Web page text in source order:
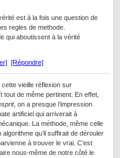
est à la fois une question de
regles de methode.
qui aboutissent à la vérité
[Répondre]
vieille réflexion sur
de même pertinent. En effet,
, on a presque l’impression
artificiel qui arriverait à
La méthode, même celle
algorithme qu’il suffirait de dérouler
à trouver le vrai. C’est
nous-même de notre côté le